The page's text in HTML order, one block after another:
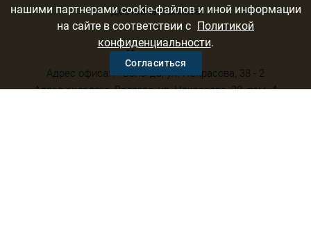
Доставка и оплата
Контакты
Адрес офиса: г. Вологда, ул. Некрасова, 38 - 2
Адрес склада: г. Вологда, ул. Некрасова, 38, пом. 4
нашими партнерами cookie-файлов и иной информации
на сайте в соответствии с Политикой
конфиденциальности.
Согласиться